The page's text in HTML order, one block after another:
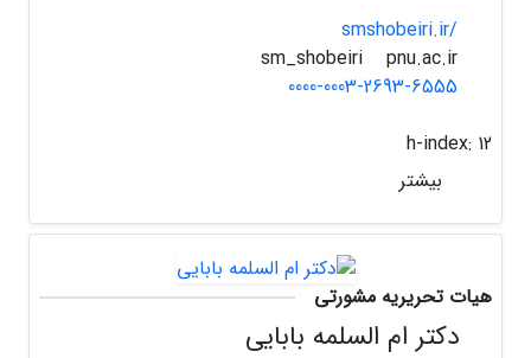
smshobeiri.ir/
pnu.ac.ir
0000-0003-2693-6555
h-index: 12
بیشتر
هیات تحریریه مشورتی
دکتر ام السلمه بابایی